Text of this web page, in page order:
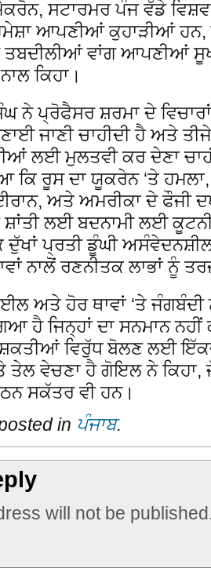
ਸਟਾਰਮਰ ਪੰਜ ਵੱਡੇ
ਆਪਣੀਆਂ ਕੁਹਾੜੀਆਂ
ਵਾਂਗ ਆਪਣੀਆਂ
ਕਿਹਾ।
ਨੇ ਪ੍ਰੋਫੈਸਰ ਸ਼ਰਮਾ ਦੇ
ਜਾਣੀ ਚਾਹੀਦੀ ਹੈ ਅਤੇ
ਲਈ ਮੁਲਤਵੀ ਕਰ ਦੇਣਾ
ਕਿ ਰੂਸ ਦਾ ਯੂਕਰੇਨ ‘ਤੇ
ਅਤੇ ਅਮਰੀਕਾ ਦੇ ਫੌਜੀ
ਲਈ ਬਦਨਾਮੀ ਲਈ
ਪ੍ਰਤੀ ਡੂੰਘੀ
ਨਾਲੋਂ ਰਣਨੀਤਕ ਲਾਭਾਂ ਨੂੰ
ਅਤੇ ਹੋਰ ਥਾਵਾਂ ‘ਤੇ
ਹੈ ਜਿਨ੍ਹਾਂ ਦਾ ਸਨਮਾਨ ਨਹੀਂ
ਵਿਰੁੱਧ ਬੋਲਣ ਲਈ ਇੱਕਜੁੱਟ
ਵੇਚਣਾ ਹੈ ਗੋਇਲ ਨੇ ਕਿਹਾ,
ਸਕੱਤਰ ਵੀ ਹਨ।
in ਪੰਜਾਬ.
will not be